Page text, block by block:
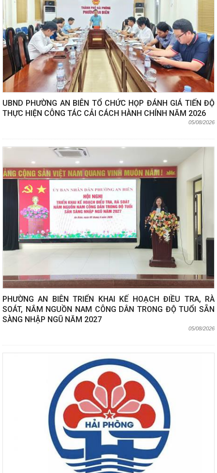
UBND PHƯỜNG AN BIÊN TỔ CHỨC HỌP ĐÁNH GIÁ TIẾN ĐỘ
THỰC HIỆN CÔNG TÁC CẢI CÁCH HÀNH CHÍNH NĂM 2026
05/08/2026
PHƯỜNG AN BIÊN TRIỂN KHAI KẾ HOẠCH ĐIỀU TRA, RÀ
SOÁT, NẮM NGUỒN NAM CÔNG DÂN TRONG ĐỘ TUỔI SẴN
SÀNG NHẬP NGŨ NĂM 2027
05/08/2026